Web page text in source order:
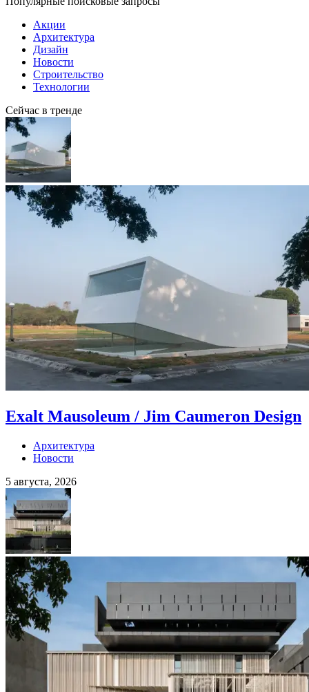
Акции
Архитектура
Дизайн
Новости
Строительство
Технологии
Сейчас в тренде
Exalt Mausoleum / Jim Caumeron Design
Архитектура
Новости
5 августа, 2026